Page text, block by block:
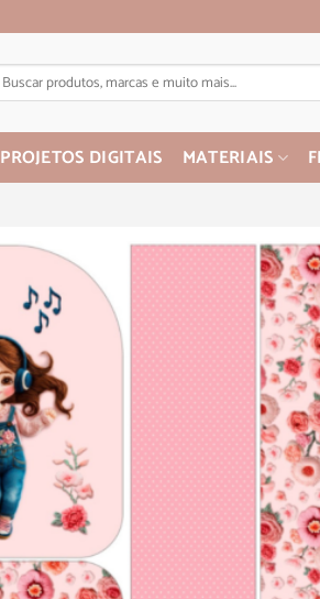
PROJETOS DIGITAIS MATERIAIS